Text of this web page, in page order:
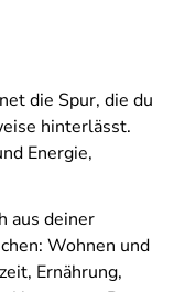
die Spur, die du
hinterlässt.
Energie,
aus deiner
Wohnen und
Ernährung,